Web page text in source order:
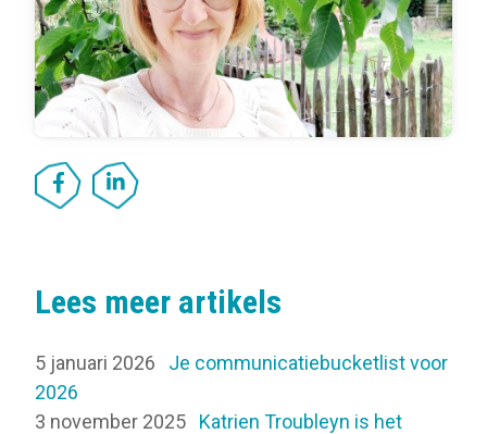
Lees meer artikels
5 januari 2026
Je communicatiebucketlist voor
2026
3 november 2025
Katrien Troubleyn is het